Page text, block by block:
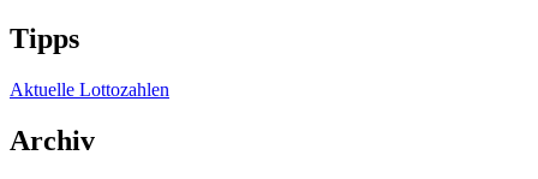
Tipps
Aktuelle Lottozahlen
Archiv